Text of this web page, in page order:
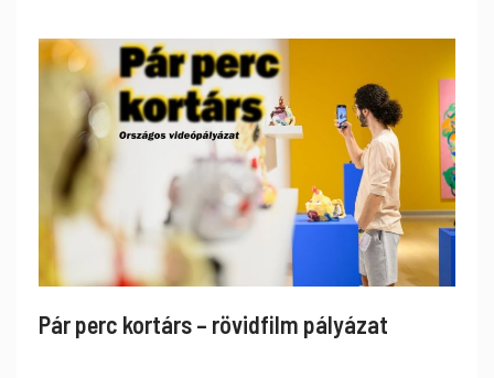
Pár perc kortárs – rövidfilm pályázat